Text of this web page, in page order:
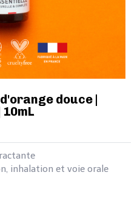
douce |
10mL
inhalation et voie orale